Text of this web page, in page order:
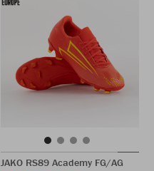
JAKO RS89 Academy FG/AG